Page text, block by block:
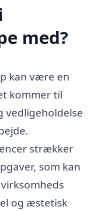
med?
kan være en
kommer til
vedligeholdelse
strækker
som kan
og æstetisk